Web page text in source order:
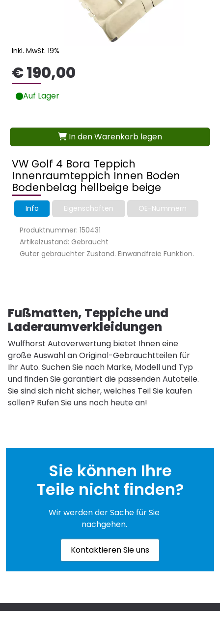
VW Golf 4 Bora Teppich
Innenraumteppich Innen Boden
Bodenbelag hellbeige beige
Info Eigenschaften OE-Nummern
Produktnummer: 150431
Artikelzustand: Gebraucht
Guter gebrauchter Zustand. Einwandfreie Funktion.
Inkl. MwSt. 19%
€ 190,00
Auf Lager
In den Warenkorb legen
Fußmatten, Teppiche und
Laderaumverkleidungen
Wulfhorst Autoverwertung bietet Ihnen eine
große Auswahl an Original-Gebrauchtteilen für
Ihr Auto. Suchen Sie nach Marke, Modell und Typ
und finden Sie garantiert die passenden Autoteile.
Sie sind sich nicht sicher, welches Teil Sie kaufen
sollen? Rufen Sie uns noch heute an!
Sie können Ihre
Teile nicht finden?
Wir werden der Sache für Sie
nachgehen.
Kontaktieren Sie uns